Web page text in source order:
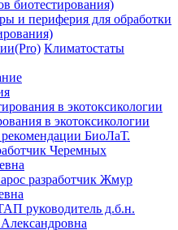
и периферия для обработки
Климатостаты
в экотоксикологии
БиоЛаТ.
Черемных
разработчик Жмур
руководитель д.б.н.